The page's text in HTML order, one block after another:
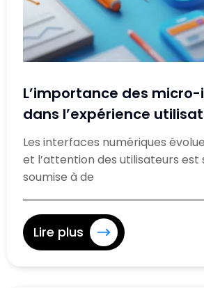
L’importance des
dans l’expérience
Les interfaces numériques
et l’attention des utilisateurs est
soumise à de
Lire plus